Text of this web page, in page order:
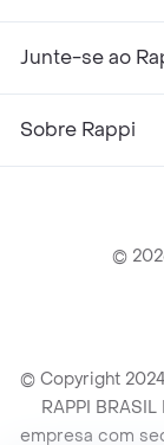
Junte-se ao
Sobre Rappi
©
© Copyright
RAPPI
empresa com